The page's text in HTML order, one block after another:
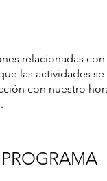
relacionadas
las actividades
con nuestro